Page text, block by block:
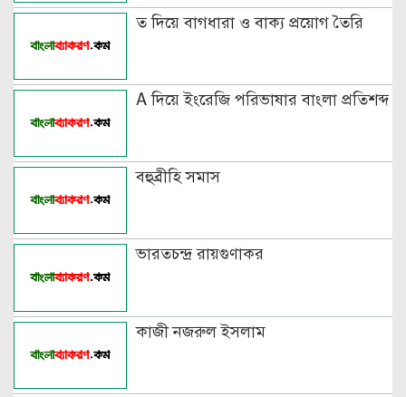
পুরুষ বা স্ত্রীবাচক শব্দ যোগে লিঙ্গ
পৃথক শব্দ দ্বারা স্ত্রীলিঙ্গে পরিবর্তনের
বিভিন্ন ভাষায় লিঙ্গের উদাহরণ দাও
ত দিয়ে বাগধারা ও বাক্য প্রয়োগ তৈরি
A দিয়ে ইংরেজি পরিভাষার বাংলা প্রতিশব্দ
বহুব্রীহি সমাস
ভারতচন্দ্র রায়গুণাকর
কাজী নজরুল ইসলাম